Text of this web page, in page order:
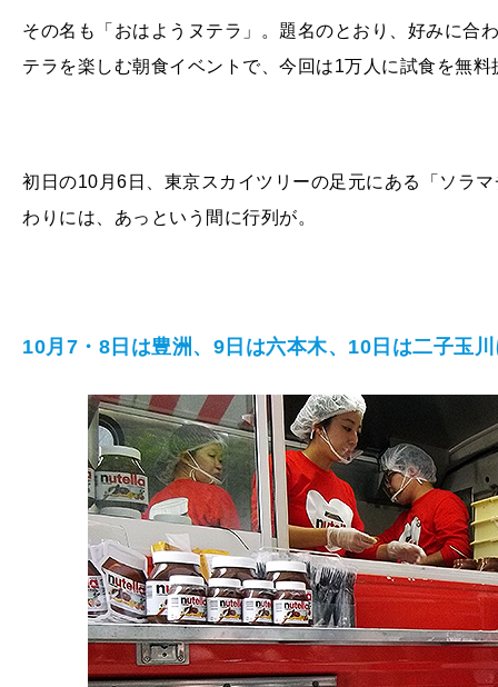
その名も「おはようヌテラ」。題名のとおり、好みに合
テラを楽しむ朝食イベントで、今回は1万人に試食を無料
初日の10月6日、東京スカイツリーの足元にある「ソラ
わりには、あっという間に行列が。
10月7・8日は豊洲、9日は六本木、10日は二子玉